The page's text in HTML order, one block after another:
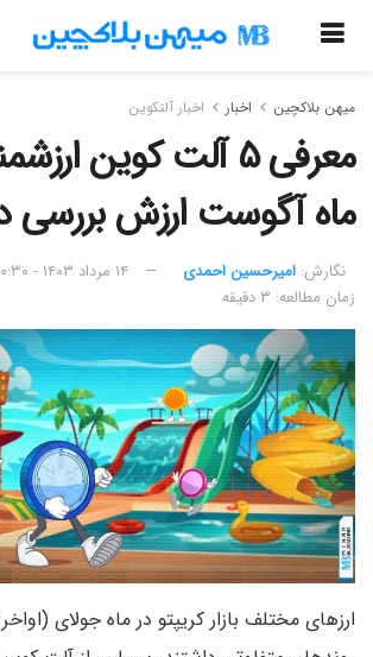
میهن بلاکچین اخبار اخبار آلتکوین
معرفی ۵ آلت کوین
ماه آگوست ارزش بررسی
نگارش:‌ امیرحسین احمدی
۱۴ مرداد ۱۴۰۳ - ۱۰:۳۰
زمان مطالعه: ۳ دقیقه
ارزهای مختلف بازار کریپتو در ماه جولای